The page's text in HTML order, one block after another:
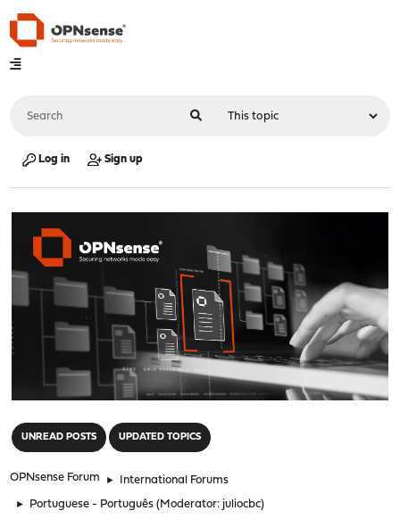
Log in Sign up
UNREAD POSTS UPDATED TOPICS
OPNsense Forum ► International Forums
► Portuguese - Português (Moderator: juliocbc)